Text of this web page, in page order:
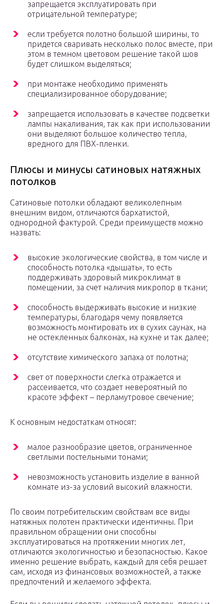
запрещается эксплуатировать при
отрицательной температуре;
если требуется полотно большой ширины, то
придется сваривать несколько полос вместе, при
этом в темном цветовом решение такой шов
будет слишком выделяться;
при монтаже необходимо применять
специализированное оборудование;
запрещается использовать в качестве подсветки
лампы накаливания, так как при использовании
они выделяют большое количество тепла,
вредного для ПВХ-пленки.
Плюсы и минусы сатиновых натяжных
потолков
Сатиновые потолки обладают великолепным
внешним видом, отличаются бархатистой,
однородной фактурой. Среди преимуществ можно
назвать:
высокие экологические свойства, в том числе и
способность потолка «дышать», то есть
поддерживать здоровый микроклимат в
помещении, за счет наличия микропор в ткани;
способность выдерживать высокие и низкие
температуры, благодаря чему появляется
возможность монтировать их в сухих саунах, на
не остекленных балконах, на кухне и так далее;
отсутствие химического запаха от полотна;
свет от поверхности слегка отражается и
рассеивается, что создает невероятный по
красоте эффект – перламутровое свечение;
К основным недостаткам относят:
малое разнообразие цветов, ограниченное
светлыми постельными тонами;
невозможность установить изделие в ванной
комнате из-за условий высокий влажности.
По своим потребительским свойствам все виды
натяжных полотен практически идентичны. При
правильном обращении они способны
эксплуатироваться на протяжении многих лет,
отличаются экологичностью и безопасностью. Какое
именно решение выбрать, каждый для себя решает
сам, исходя из финансовых возможностей, а также
предпочтений и желаемого эффекта.